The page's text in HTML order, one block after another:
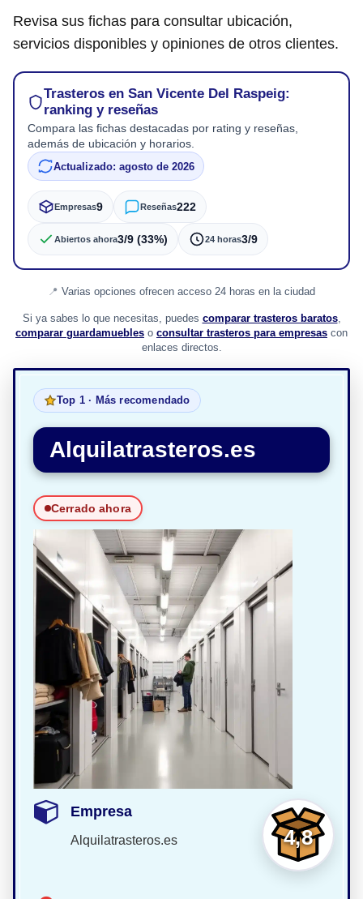
Revisa sus fichas para consultar ubicación,
servicios disponibles y opiniones de otros clientes.
Trasteros en San Vicente Del Raspeig:
ranking y reseñas
Compara las fichas destacadas por rating y reseñas,
además de ubicación y horarios.
Actualizado: agosto de 2026
Empresas9 Reseñas222
Abiertos ahora3/9 (33%) 24 horas3/9
Varias opciones ofrecen acceso 24 horas en la ciudad
Si ya sabes lo que necesitas, puedes comparar trasteros baratos,
comparar guardamuebles o consultar trasteros para empresas con
enlaces directos.
Top 1 · Más recomendado
Alquilatrasteros.es
Cerrado ahora
4,8
Empresa
Alquilatrasteros.es